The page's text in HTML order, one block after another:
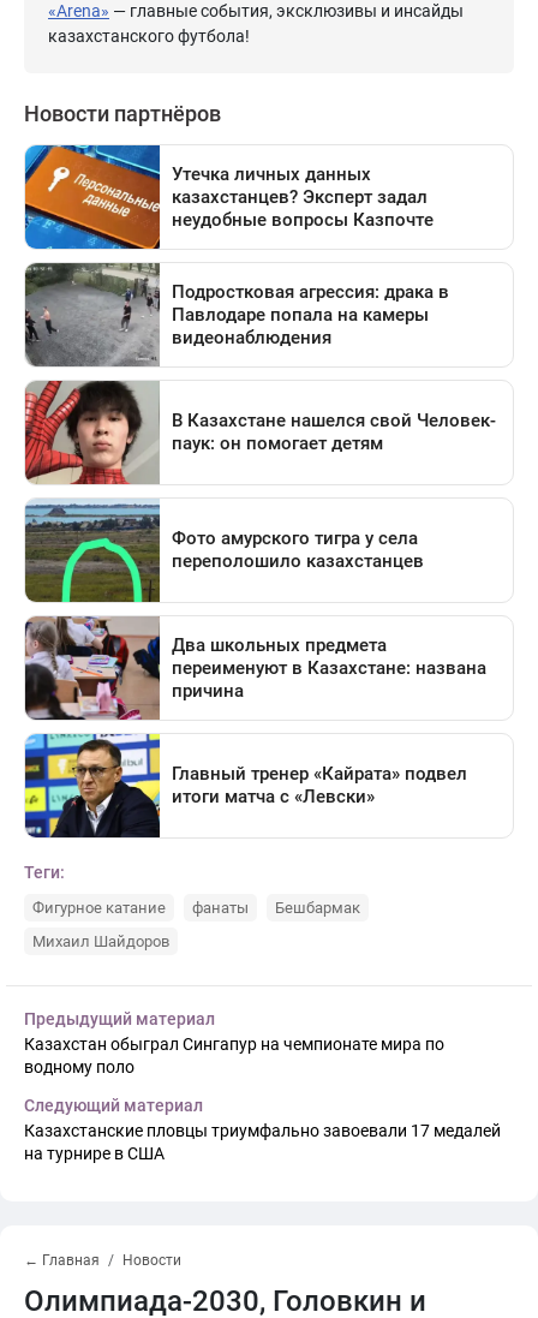
«Arena» — главные события, эксклюзивы и инсайды
казахстанского футбола!
Теги:
Фигурное катание фанаты
Бешбармак
Михаил Шайдоров
Предыдущий материал
Казахстан обыграл Сингапур на чемпионате мира по
водному поло
Следующий материал
Казахстанские пловцы триумфально завоевали 17 медалей
на турнире в США
← Главная Новости
Олимпиада-2030, Головкин и